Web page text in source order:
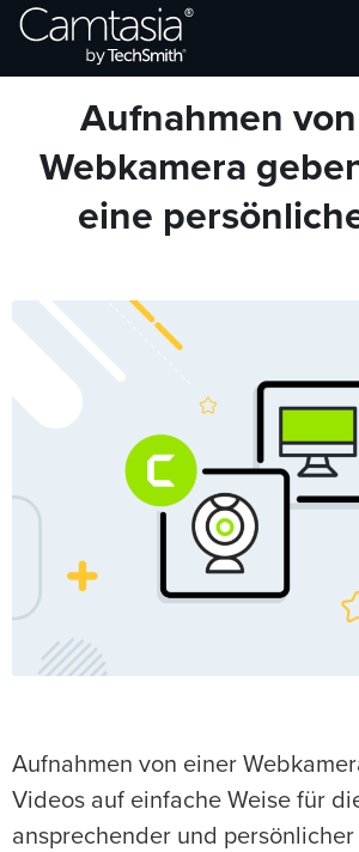
Direkt
zumBrowse Categories
Aufnahmen
Webkamera
eine
Aufnahmen von einer
Videos auf einfache Weise für
ansprechender und persönlicher